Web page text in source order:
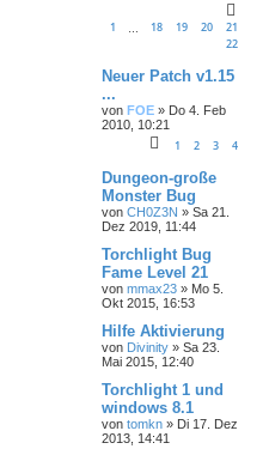
1 18 19 20
21
22
Neuer Patch v1.15
...
von FOE » Do 4. Feb
2010, 10:21
1 2 3 4
Dungeon-große
Monster Bug
von CH0Z3N » Sa 21.
Dez 2019, 11:44
Torchlight Bug
Fame Level 21
von mmax23 » Mo 5.
Okt 2015, 16:53
Hilfe Aktivierung
von Divinity » Sa 23.
Mai 2015, 12:40
Torchlight 1 und
windows 8.1
von tomkn » Di 17. Dez
2013, 14:41